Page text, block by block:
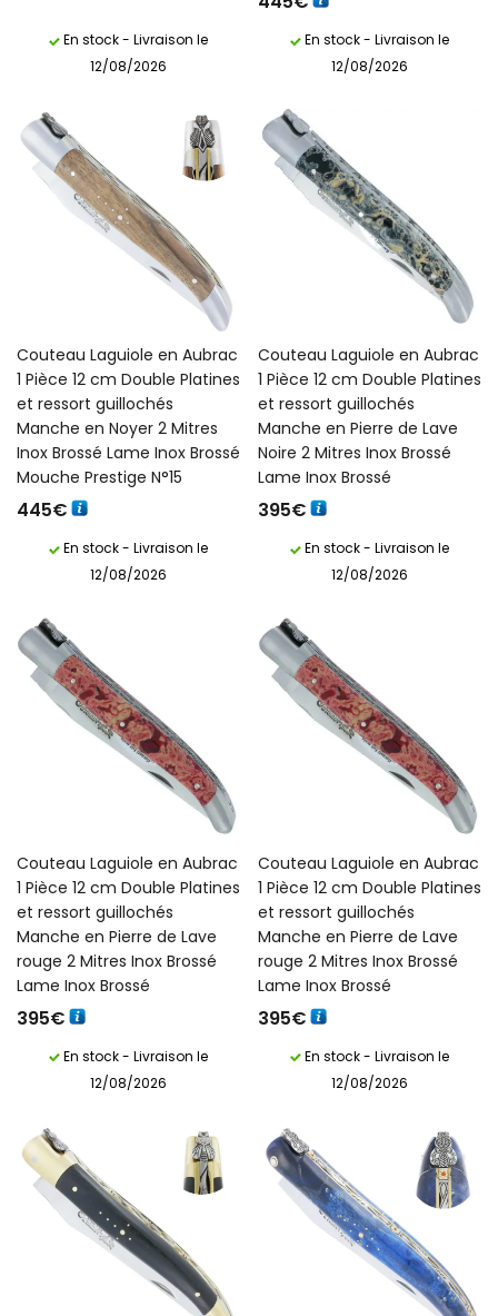
En stock - Livraison le
12/08/2026
En stock - Livraison le
12/08/2026
Couteau Laguiole en Aubrac
1 Pièce 12 cm Double Platines
et ressort guillochés
Manche en Noyer 2 Mitres
Inox Brossé Lame Inox Brossé
Mouche Prestige N°15
445€
En stock - Livraison le
12/08/2026
Couteau Laguiole en Aubrac
1 Pièce 12 cm Double Platines
et ressort guillochés
Manche en Pierre de Lave
Noire 2 Mitres Inox Brossé
Lame Inox Brossé
395€
En stock - Livraison le
12/08/2026
Couteau Laguiole en Aubrac
1 Pièce 12 cm Double Platines
et ressort guillochés
Manche en Pierre de Lave
rouge 2 Mitres Inox Brossé
Lame Inox Brossé
395€
En stock - Livraison le
12/08/2026
Couteau Laguiole en Aubrac
1 Pièce 12 cm Double Platines
et ressort guillochés
Manche en Pierre de Lave
rouge 2 Mitres Inox Brossé
Lame Inox Brossé
395€
En stock - Livraison le
12/08/2026